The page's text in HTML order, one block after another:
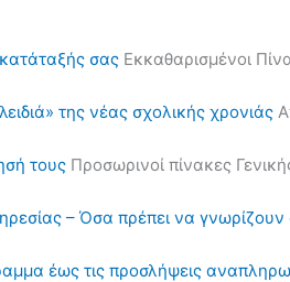
σας Εκκαθαρισμένοι
της νέας σχολικής χρονιάς
τους Προσωρινοί πίνακες
– Όσα πρέπει να γνωρίζουν
έως τις προσλήψεις